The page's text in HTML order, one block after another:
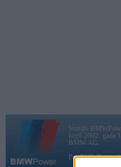
Vortāls
kopš 2002. gada
BMW AG.
Par BMWPower|